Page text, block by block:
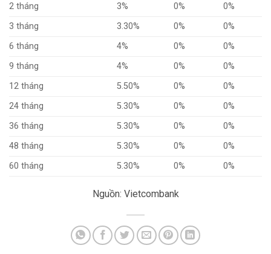
2 tháng
3% 0%
0%
3 tháng
3.30% 0%
0%
6 tháng
4% 0%
0%
9 tháng
4% 0%
0%
12 tháng
5.50% 0%
0%
24 tháng
5.30% 0%
0%
36 tháng
5.30% 0%
0%
48 tháng
5.30% 0%
0%
60 tháng
5.30% 0% 0%
Nguồn: Vietcombank